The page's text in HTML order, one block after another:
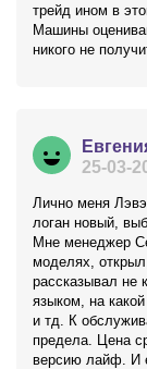
трейд ином в
Машины
никого не
25-03-
Лично меня
логан новый,
Мне менеджер
моделях,
рассказывал не
языком, на
и тд. К
предела. Цена
версию лайф. И